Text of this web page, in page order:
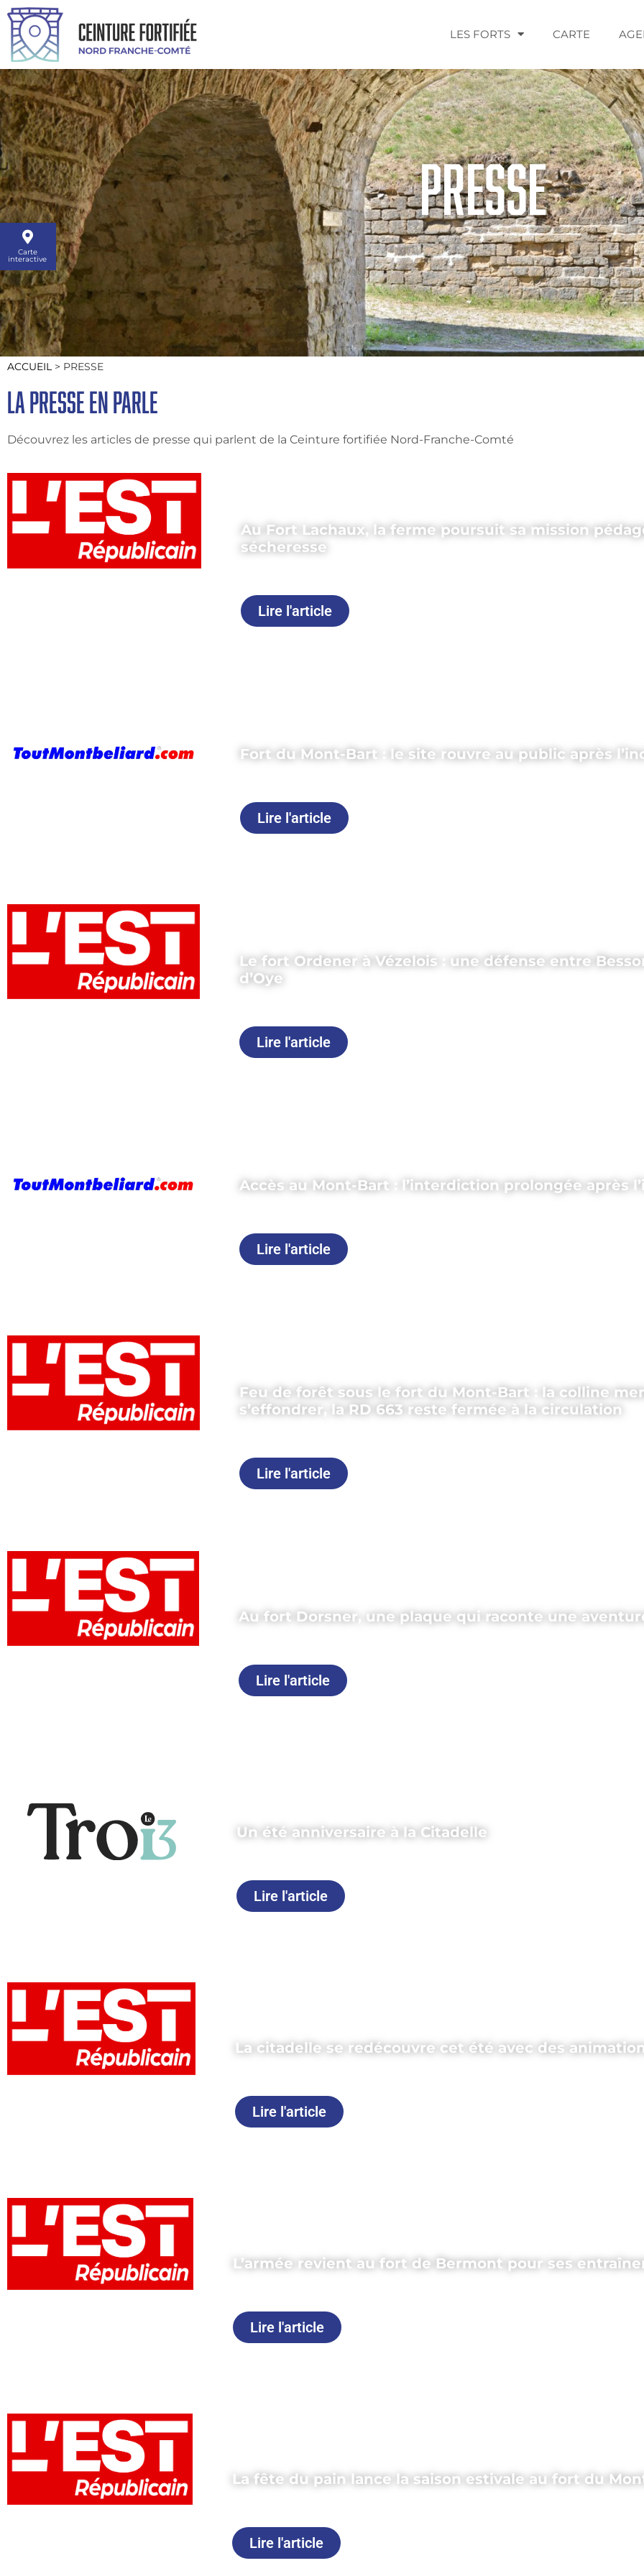
LES FORTS CARTE
Carte
interactive
Presse
ACCUEIL > PRESSE
La presse en parle
Découvrez les articles de presse qui parlent de la Ceinture fortifiée Nord-Franche-Comté
Au Fort Lachaux, la ferme poursuit sa mission
sécheresse
Lire l'article
Fort du Mont-Bart : le site rouvre au public après
Lire l'article
Le fort Ordener à Vézelois : une défense entre
d’Oye
Lire l'article
Accès au Mont-Bart : l’interdiction prolongée après
Lire l'article
Feu de forêt sous le fort du Mont-Bart : la colline
s’effondrer, la RD 663 reste fermée à la circulation
Lire l'article
Au fort Dorsner, une plaque qui raconte une
Lire l'article
Un été anniversaire à la Citadelle
Lire l'article
La citadelle se redécouvre cet été avec des
Lire l'article
L’armée revient au fort de Bermont pour ses
Lire l'article
La fête du pain lance la saison estivale au fort du
Lire l'article